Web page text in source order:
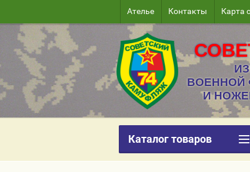
Ателье Контакты Карта
ВОЕННОЙ
И
Каталог товаров